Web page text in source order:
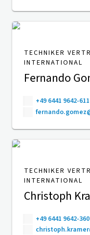
TECHNIKER
INTERNATIONAL
Fernando
+49 6441 9642-
TECHNIKER
INTERNATIONAL
Christoph
+49 6441 9642-